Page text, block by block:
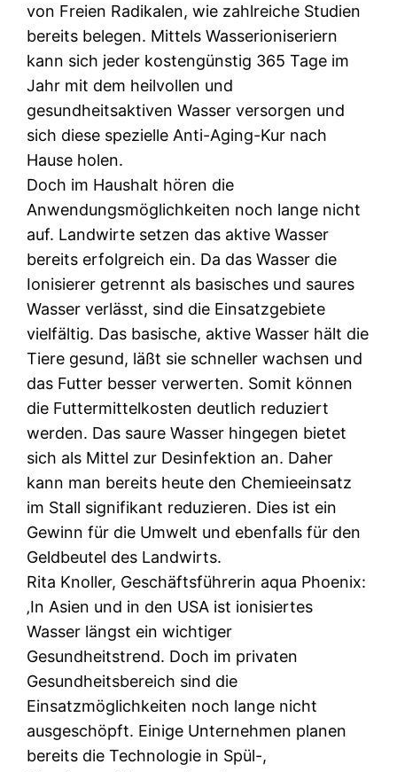
von Freien Radikalen, wie zahlreiche Studien
bereits belegen. Mittels Wasserioniseriern
kann sich jeder kostengünstig 365 Tage im
Jahr mit dem heilvollen und
gesundheitsaktiven Wasser versorgen und
sich diese spezielle Anti-Aging-Kur nach
Hause holen.
Doch im Haushalt hören die
Anwendungsmöglichkeiten noch lange nicht
auf. Landwirte setzen das aktive Wasser
bereits erfolgreich ein. Da das Wasser die
Ionisierer getrennt als basisches und saures
Wasser verlässt, sind die Einsatzgebiete
vielfältig. Das basische, aktive Wasser hält die
Tiere gesund, läßt sie schneller wachsen und
das Futter besser verwerten. Somit können
die Futtermittelkosten deutlich reduziert
werden. Das saure Wasser hingegen bietet
sich als Mittel zur Desinfektion an. Daher
kann man bereits heute den Chemieeinsatz
im Stall signifikant reduzieren. Dies ist ein
Gewinn für die Umwelt und ebenfalls für den
Geldbeutel des Landwirts.
Rita Knoller, Geschäftsführerin aqua Phoenix:
‚In Asien und in den USA ist ionisiertes
Wasser längst ein wichtiger
Gesundheitstrend. Doch im privaten
Gesundheitsbereich sind die
Einsatzmöglichkeiten noch lange nicht
ausgeschöpft. Einige Unternehmen planen
bereits die Technologie in Spül-,